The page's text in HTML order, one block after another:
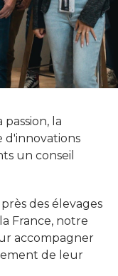
passion, la
un conseil
des élevages
France, notre
accompagner
de leur